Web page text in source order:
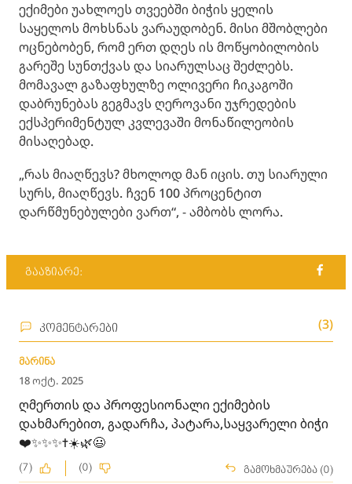
ექიმები უახლოეს თვეებში ბიჭის ყელის
საყელოს მოხსნას ვარაუდობენ. მისი მშობლები
ოცნებობენ, რომ ერთ დღეს ის მოწყობილობის
გარეშე სუნთქვას და სიარულსაც შეძლებს.
მომავალ გაზაფხულზე ოლივერი ჩიკაგოში
დაბრუნებას გეგმავს ღეროვანი უჯრედების
ექსპერიმენტულ კვლევაში მონაწილეობის
მისაღებად.
„რას მიაღწევს? მხოლოდ მან იცის. თუ სიარული
სურს, მიაღწევს. ჩვენ 100 პროცენტით
დარწმუნებულები ვართ“, - ამბობს ლორა.
გააზიარე:
კომენტარები (3)
მარინა
18 ოქტ. 2025
ღმერთის და პროფესიონალი ექიმების
დახმარებით, გადარჩა, პატარა,საყვარელი ბიჭი
❤️✨✨✨✝️☀️🌿😃
(7) (0) გამოხმაურება (0)